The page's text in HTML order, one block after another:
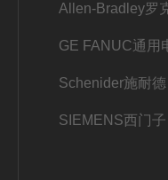
Allen-Bradley罗
GE FANUC通用
Schenider施耐德
SIEMENS西门子